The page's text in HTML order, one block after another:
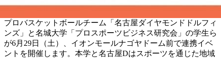
プロバスケットボールチーム「名古屋ダイヤモンドドルフィ
ンズ」と名城大学「プロスポーツビジネス研究会」の学生ら
が6月29日（土）、イオンモールナゴヤドーム前で連携イベ
ントを開催します。本学と名古屋Dはスポーツを通じた地域